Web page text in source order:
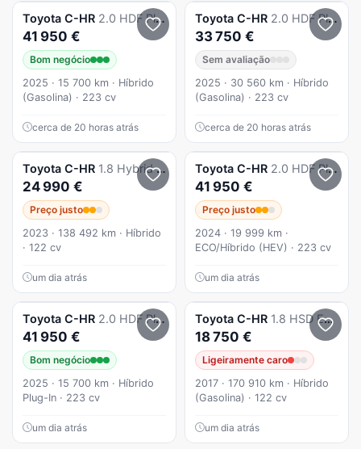
Toyota C-HR 2.0 HDF Plug-in GR Sport Premiere Edition
41 950 €
Bom negócio
2025 · 15 700 km · Híbrido
(Gasolina) · 223 cv
cerca de 20 horas atrás
Toyota C-HR 2.0 HDF Plug-in Design
33 750 €
Sem avaliação
2025 · 30 560 km · Híbrido
(Gasolina) · 223 cv
cerca de 20 horas atrás
Toyota C-HR 1.8 Hybrid Comfort
24 990 €
Preço justo
2023 · 138 492 km · Híbrido
· 122 cv
um dia atrás
Toyota C-HR 2.0 HDF Plug-in GR Sport Premiere Edition
41 950 €
Preço justo
2024 · 19 999 km ·
ECO/Híbrido (HEV) · 223 cv
um dia atrás
Toyota C-HR 2.0 HDF Plug-in GR Sport Premiere Edition
41 950 €
Bom negócio
2025 · 15 700 km · Híbrido
Plug-In · 223 cv
um dia atrás
Toyota C-HR 1.8 HSD Exclusive+P.Luxury
18 750 €
Ligeiramente caro
2017 · 170 910 km · Híbrido
(Gasolina) · 122 cv
um dia atrás